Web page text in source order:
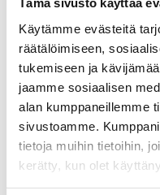
Käytämme evästeitä
räätälöimiseen,
tukemiseen ja
jaamme sosiaalisen
alan kumppaneillemme
sivustoamme.
tietoja muihin tietoihin,
kerätty, kun olet